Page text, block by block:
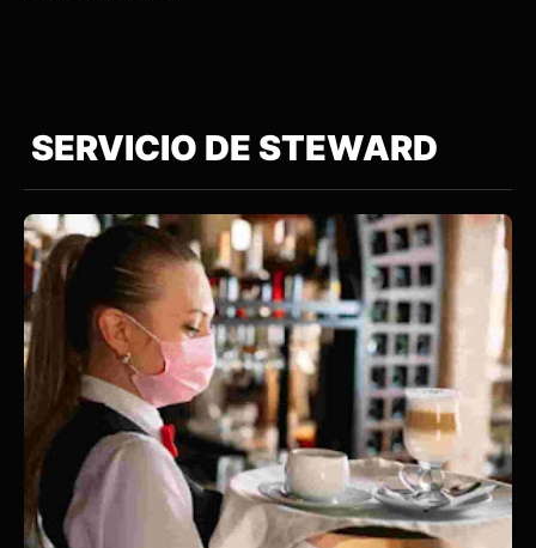
SERVICIO DE STEWARD